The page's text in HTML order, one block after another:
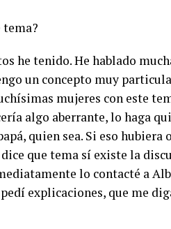
tema?
he tenido. He hablado
un concepto muy
mujeres con este
algo aberrante, lo haga
quien sea. Si eso hubiera
que tema sí existe la
lo contacté a
explicaciones, que me